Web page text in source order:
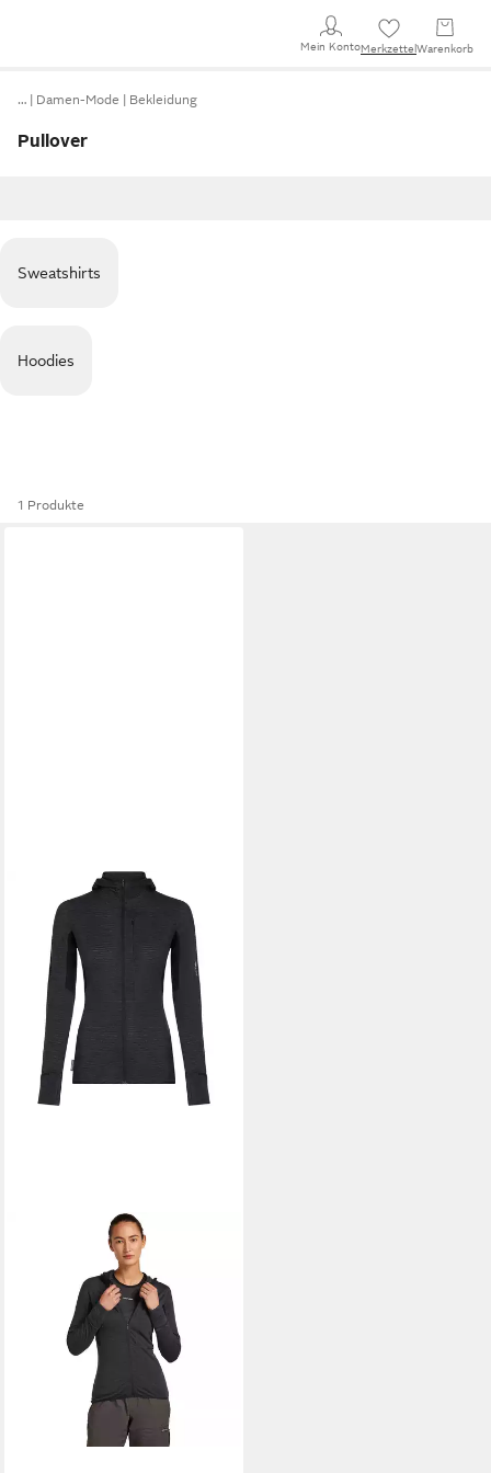
Mein KontoMerkzettel Warenkorb
… Damen-Mode Bekleidung
Pullover
Sweatshirts
Hoodies
1 Produkte